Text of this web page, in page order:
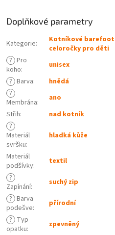
Doplňkové parametry
Kategorie:
Kotníkové barefoot
celoročky pro děti
? Pro
koho:
unisex
? Barva:
hnědá
?
Membrána:
ano
Střih:
nad kotník
?
Materiál
svršku:
hladká kůže
Materiál
podšívky:
textil
?
Zapínání:
suchý zip
? Barva
podešve:
přírodní
? Typ
opatku:
zpevněný